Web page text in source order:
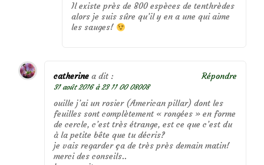
Il existe près de 800 espèces de tenthrèdes
alors je suis sûre qu’il y en a une qui aime
les sauges!
catherine a dit :
31 août 2016 à 23 11 00 08008
ouille j’ai un rosier (American pillar) dont les
feuilles sont complètement « rongées » en forme
de cercle, c’est très étrange, est ce que c’est du
à la petite bête que tu décris?
je vais regarder ça de très près demain matin!
merci des conseils..
Répondre